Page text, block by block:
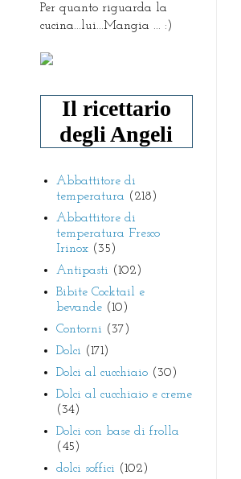
Per quanto riguarda la
cucina...lui...Mangia ... :)
Il ricettario
degli Angeli
Abbattitore di
temperatura (218)
Abbattitore di
temperatura Fresco
Irinox (35)
Antipasti (102)
Bibite Cocktail e
bevande (10)
Contorni (37)
Dolci (171)
Dolci al cucchiaio (30)
Dolci al cucchiaio e creme
(34)
Dolci con base di frolla
(45)
dolci soffici (102)